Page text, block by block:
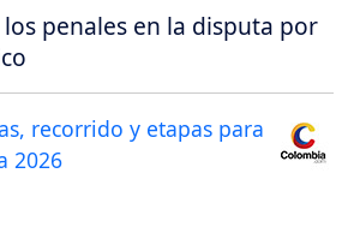
penales en la disputa por